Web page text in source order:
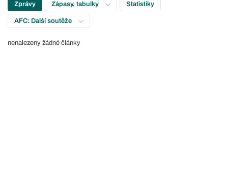
Zprávy Zápasy, tabulky Statistiky
AFC: Další soutěže
nenalezeny žádné články